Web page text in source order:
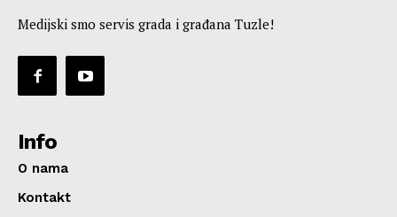
Medijski smo servis grada i građana Tuzle!
Info
O nama
Kontakt